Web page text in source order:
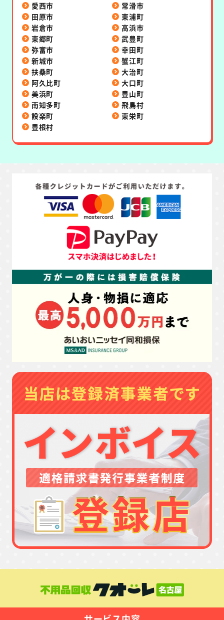
愛西市
常滑市
田原市
東浦町
岩倉市
高浜市
東郷町
武豊町
弥富市
幸田町
新城市
蟹江町
扶桑町
大治町
阿久比町
大口町
美浜町
豊山町
南知多町
飛島村
設楽町
東栄町
豊根村